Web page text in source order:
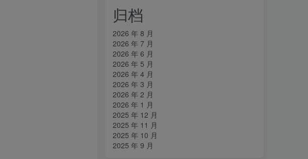
归档
2026 年 8 月
2026 年 7 月
2026 年 6 月
2026 年 5 月
2026 年 4 月
2026 年 3 月
2026 年 2 月
2026 年 1 月
2025 年 12 月
2025 年 11 月
2025 年 10 月
2025 年 9 月